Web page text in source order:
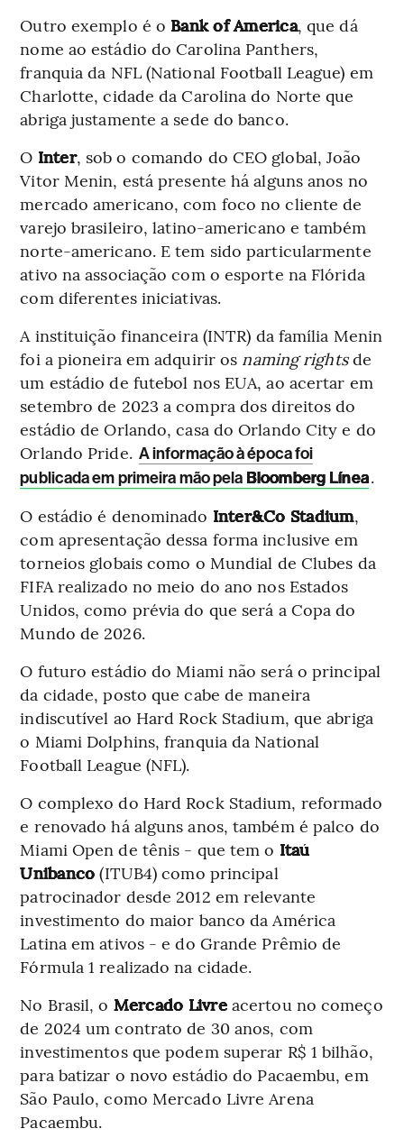
Outro exemplo é o Bank of America, que dá
nome ao estádio do Carolina Panthers,
franquia da NFL (National Football League) em
Charlotte, cidade da Carolina do Norte que
abriga justamente a sede do banco.
O Inter, sob o comando do CEO global, João
Vitor Menin, está presente há alguns anos no
mercado americano, com foco no cliente de
varejo brasileiro, latino-americano e também
norte-americano. E tem sido particularmente
ativo na associação com o esporte na Flórida
com diferentes iniciativas.
A instituição financeira (INTR) da família Menin
foi a pioneira em adquirir os naming rightsde
um estádio de futebol nos EUA, ao acertar em
setembro de 2023 a compra dos direitos do
estádio de Orlando, casa do Orlando City e do
Orlando Pride. A informação à época foi
publicada em primeira mão pela Bloomberg Línea.
O estádio é denominado Inter&Co Stadium,
com apresentação dessa forma inclusive em
torneios globais como o Mundial de Clubes da
FIFA realizado no meio do ano nos Estados
Unidos, como prévia do que será a Copa do
Mundo de 2026.
O futuro estádio do Miami não será o principal
da cidade, posto que cabe de maneira
indiscutível ao Hard Rock Stadium, que abriga
o Miami Dolphins, franquia da National
Football League (NFL).
O complexo do Hard Rock Stadium, reformado
e renovado há alguns anos, também é palco do
Miami Open de tênis - que tem o Itaú
Unibanco (ITUB4) como principal
patrocinador desde 2012 em relevante
investimento do maior banco da América
Latina em ativos - e do Grande Prêmio de
Fórmula 1 realizado na cidade.
No Brasil, o Mercado Livreacertou no começo
de 2024 um contrato de 30 anos, com
investimentos que podem superar R$ 1 bilhão,
para batizar o novo estádio do Pacaembu, em
São Paulo, como Mercado Livre Arena
Pacaembu.